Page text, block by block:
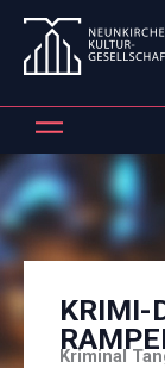
Zum
Inhalt
springen
KRIMI-
Kriminal